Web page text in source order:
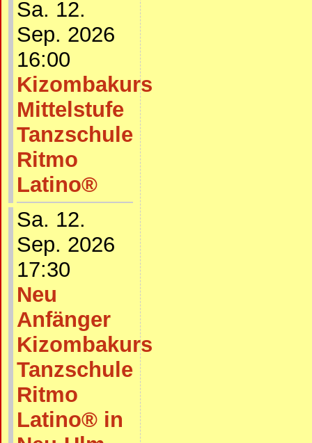
Sa. 12.
Sep. 2026
16:00
Kizombakurs
Mittelstufe
Tanzschule
Ritmo
Latino®
Sa. 12.
Sep. 2026
17:30
Neu
Anfänger
Kizombakurs
Tanzschule
Ritmo
Latino® in